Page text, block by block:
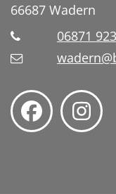
66687 Wadern
06871